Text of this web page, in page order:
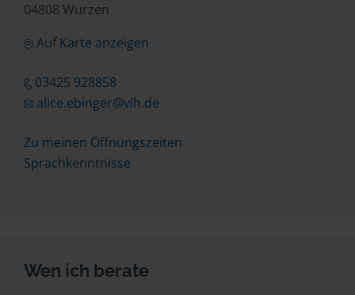
04808 Wurzen
Auf Karte anzeigen
03425 928858
alice.ebinger@vlh.de
Zu meinen Öffnungszeiten
Sprachkenntnisse
Wen ich berate